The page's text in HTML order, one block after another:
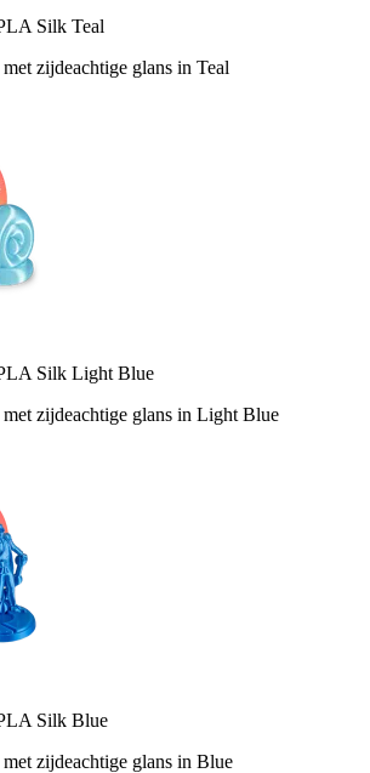
Silk Teal
zijdeachtige glans in Teal
Silk Light Blue
zijdeachtige glans in Light Blue
Silk Blue
zijdeachtige glans in Blue